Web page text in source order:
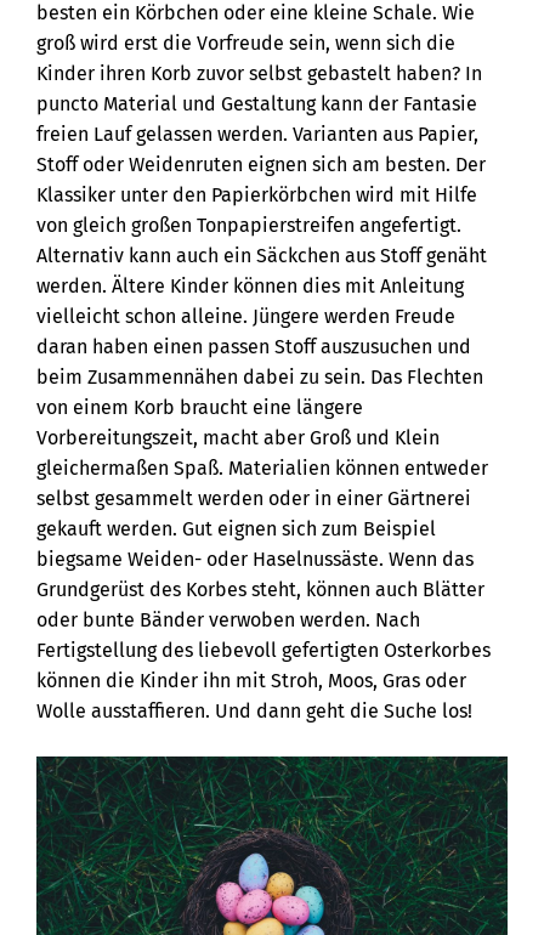
besten ein Körbchen oder eine kleine Schale. Wie
groß wird erst die Vorfreude sein, wenn sich die
Kinder ihren Korb zuvor selbst gebastelt haben? In
puncto Material und Gestaltung kann der Fantasie
freien Lauf gelassen werden. Varianten aus Papier,
Stoff oder Weidenruten eignen sich am besten. Der
Klassiker unter den Papierkörbchen wird mit Hilfe
von gleich großen Tonpapierstreifen angefertigt.
Alternativ kann auch ein Säckchen aus Stoff genäht
werden. Ältere Kinder können dies mit Anleitung
vielleicht schon alleine. Jüngere werden Freude
daran haben einen passen Stoff auszusuchen und
beim Zusammennähen dabei zu sein. Das Flechten
von einem Korb braucht eine längere
Vorbereitungszeit, macht aber Groß und Klein
gleichermaßen Spaß. Materialien können entweder
selbst gesammelt werden oder in einer Gärtnerei
gekauft werden. Gut eignen sich zum Beispiel
biegsame Weiden- oder Haselnussäste. Wenn das
Grundgerüst des Korbes steht, können auch Blätter
oder bunte Bänder verwoben werden. Nach
Fertigstellung des liebevoll gefertigten Osterkorbes
können die Kinder ihn mit Stroh, Moos, Gras oder
Wolle ausstaffieren. Und dann geht die Suche los!